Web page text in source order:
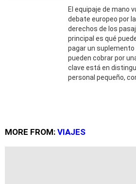
El equipaje de mano
debate europeo por
derechos de los
principal es qué
pagar un
pueden cobrar por
clave está en
personal pequeño,
MORE FROM: VIAJES